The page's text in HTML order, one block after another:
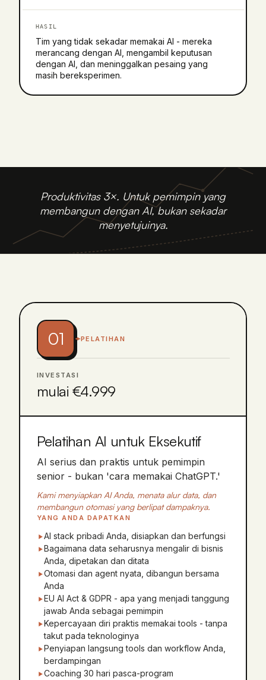
HASIL
Tim yang tidak sekadar memakai AI - mereka
merancang dengan AI, mengambil keputusan
dengan AI, dan meninggalkan pesaing yang
masih bereksperimen.
Produktivitas 3×. Untuk pemimpin yang
membangun dengan AI, bukan sekadar
menyetujuinya.
01 PELATIHAN
INVESTASI
mulai €4.999
Pelatihan AI untuk Eksekutif
AI serius dan praktis untuk pemimpin
senior - bukan 'cara memakai ChatGPT.'
Kami menyiapkan AI Anda, menata alur data, dan
membangun otomasi yang berlipat dampaknya.
YANG ANDA DAPATKAN
AI stack pribadi Anda, disiapkan dan berfungsi
Bagaimana data seharusnya mengalir di bisnis
Anda, dipetakan dan ditata
Otomasi dan agent nyata, dibangun bersama
Anda
EU AI Act & GDPR - apa yang menjadi tanggung
jawab Anda sebagai pemimpin
Kepercayaan diri praktis memakai tools - tanpa
takut pada teknologinya
Penyiapan langsung tools dan workflow Anda,
berdampingan
Coaching 30 hari pasca-program